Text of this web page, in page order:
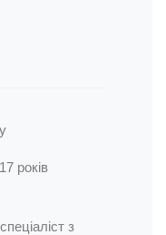
17 років
з